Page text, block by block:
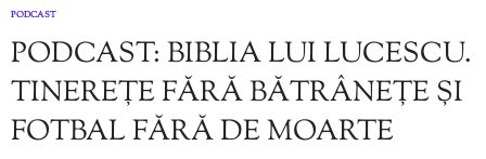
PODCAST
PODCAST: BIBLIA LUI LUCESCU.
TINEREȚE FĂRĂ BĂTRÂNEȚE ȘI
FOTBAL FĂRĂ DE MOARTE